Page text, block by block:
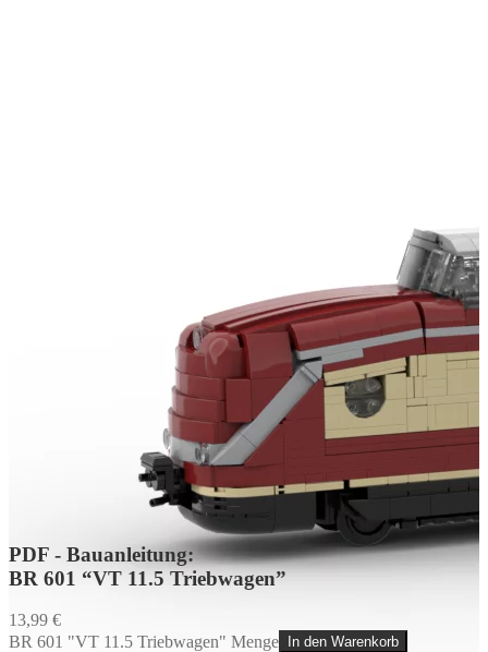
PDF - Bauanleitung:
BR 601 “VT 11.5 Triebwagen”
13,99 €
BR 601 "VT 11.5 Triebwagen" Menge
In den Warenkorb